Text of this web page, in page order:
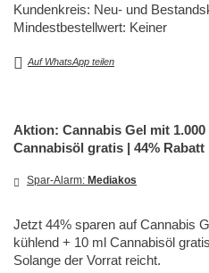
Kundenkreis: Neu- und
Mindestbestellwert: Keiner
Auf WhatsApp teilen
Aktion: Cannabis Gel mit
Cannabisöl gratis | 44% Rabatt
Spar-Alarm: Mediakos
Jetzt 44% sparen auf Cannabis
kühlend + 10 ml Cannabisöl
Solange der Vorrat reicht.